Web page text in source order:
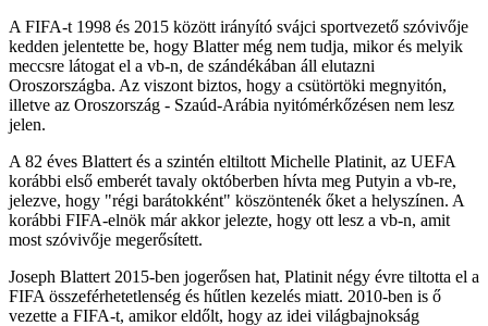
A FIFA-t 1998 és 2015 között irányító svájci sportvezető szóvivője
kedden jelentette be, hogy Blatter még nem tudja, mikor és melyik
meccsre látogat el a vb-n, de szándékában áll elutazni
Oroszországba. Az viszont biztos, hogy a csütörtöki megnyitón,
illetve az Oroszország - Szaúd-Arábia nyitómérkőzésen nem lesz
jelen.
A 82 éves Blattert és a szintén eltiltott Michelle Platinit, az UEFA
korábbi első emberét tavaly októberben hívta meg Putyin a vb-re,
jelezve, hogy "régi barátokként" köszöntenék őket a helyszínen. A
korábbi FIFA-elnök már akkor jelezte, hogy ott lesz a vb-n, amit
most szóvivője megerősített.
Joseph Blattert 2015-ben jogerősen hat, Platinit négy évre tiltotta el a
FIFA összeférhetetlenség és hűtlen kezelés miatt. 2010-ben is ő
vezette a FIFA-t, amikor eldőlt, hogy az idei világbajnokság